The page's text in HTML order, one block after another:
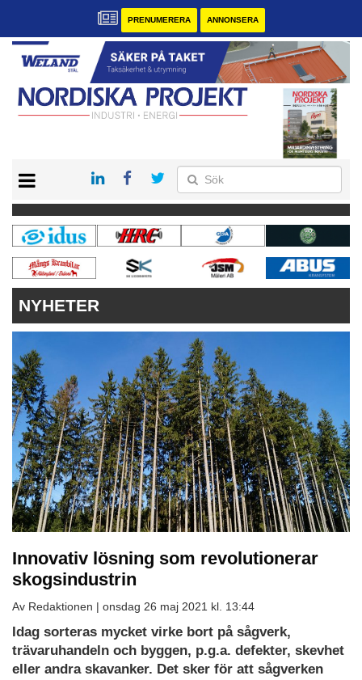
PRENUMERERA ANNONSERA
KONTAKT
VÅRA ANDRA MAGASIN
PRENUMERERA
ANNONSERA
NYHETER
Innovativ lösning som revolutionerar
skogsindustrin
Av Redaktionen | onsdag 26 maj 2021 kl. 13:44
Ladda
ned
som
Idag sorteras mycket virke bort på sågverk,
trävaruhandeln och byggen, p.g.a. defekter, skevhet
eller andra skavanker. Det sker för att sågverken